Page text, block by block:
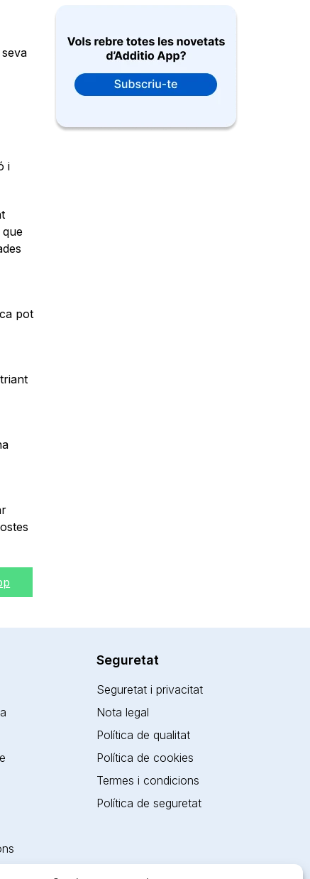
i
pot
Seguretat
Seguretat i privacitat
Nota legal
Política de qualitat
Política de cookies
Termes i condicions
Política de seguretat